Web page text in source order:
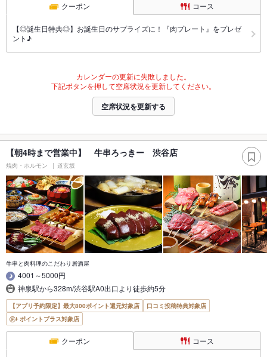
クーポン コース
【◎誕生日特典◎】お誕生日のサプライズに！『肉プレート』をプレゼ
ント♪
カレンダーの更新に失敗しました。
下記ボタンを押して空席状況を更新してください。
空席状況を更新する
【朝4時まで営業中】 牛串ろっきー 渋谷店
焼肉・ホルモン 道玄坂
牛串と肉料理のこだわり居酒屋
4001～5000円
神泉駅から328m/渋谷駅A0出口より徒歩約5分
【アプリ予約限定】最大800ポイント還元対象店
口コミ投稿特典対象店
ポイントプラス対象店
クーポン コース